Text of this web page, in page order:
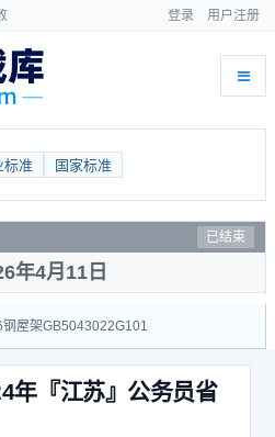
登录 用户注册
标准 国家标准
已结束
年4月11日
钢屋架GB5043022G101
年『江苏』公务员省